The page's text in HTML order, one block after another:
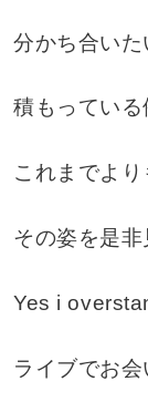
分かち合い
積もっている
これまでよ
その姿を是
Yes i
ライブでお会